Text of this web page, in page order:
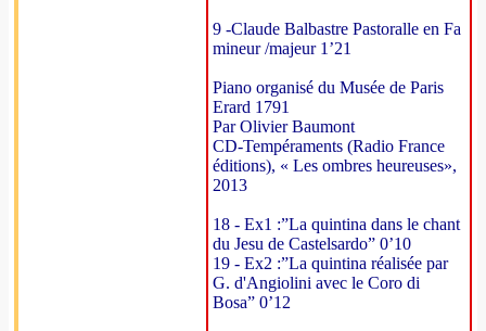
9 -Claude Balbastre Pastoralle en Fa
mineur /majeur 1’21
Piano organisé du Musée de Paris
Erard 1791
Par Olivier Baumont
CD-Tempéraments (Radio France
éditions), « Les ombres heureuses»,
2013
18 - Ex1 :”La quintina dans le chant
du Jesu de Castelsardo” 0’10
19 - Ex2 :”La quintina réalisée par
G. d'Angiolini avec le Coro di
Bosa” 0’12